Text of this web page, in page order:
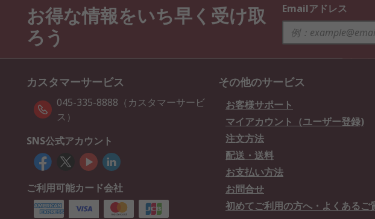
お得な情報をいち早く受け取
ろう
Emailアドレス
カスタマーサービス
045-335-8888（カスタマーサービ
ス）
SNS公式アカウント
ご利用可能カード会社
その他のサービス
お客様サポート
マイアカウント（ユーザー登録)
注文方法
配送・送料
お支払い方法
お問合せ
初めてご利用の方へ・よくあるご